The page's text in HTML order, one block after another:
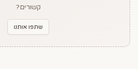
קשורים?
שתפו אותנו